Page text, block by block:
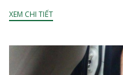
XEM CHI TIẾT